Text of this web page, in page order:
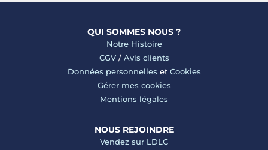
QUI SOMMES NOUS ?
Notre Histoire
CGV/ Avis clients
Données personnelles et Cookies
Gérer mes cookies
Mentions légales
NOUS REJOINDRE
Vendez sur LDLC